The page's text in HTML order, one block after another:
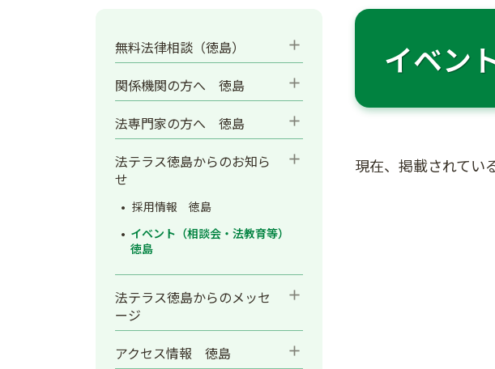
無料法律相談（徳島） add
関係機関の方へ 徳島 add
法専門家の方へ 徳島 add
法テラス徳島からのお知ら
せ
add
採用情報 徳島
イベント（相談会・法教育等）
徳島
法テラス徳島からのメッセ
ージ
add
アクセス情報 徳島 add
イベン
現在、掲載されてい